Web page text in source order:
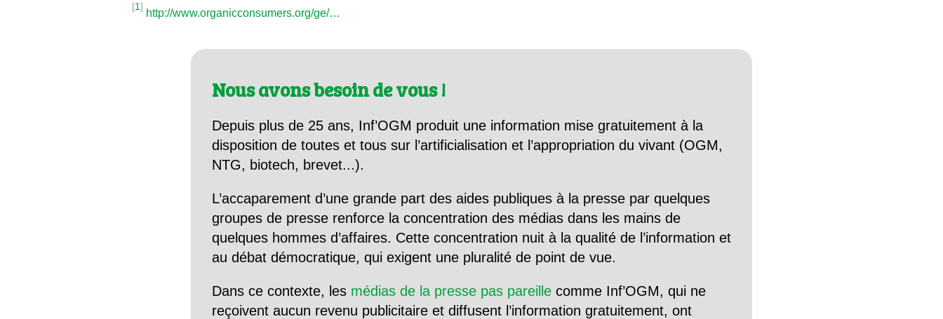
[1]
http://www.organicconsumers.org/ge/…
Nous avons besoin de vous !
Depuis plus de 25 ans, Inf’OGM produit une information mise gratuitement à la
disposition de toutes et tous sur l’artificialisation et l’appropriation du vivant (OGM,
NTG, biotech, brevet...).
L’accaparement d’une grande part des aides publiques à la presse par quelques
groupes de presse renforce la concentration des médias dans les mains de
quelques hommes d’affaires. Cette concentration nuit à la qualité de l’information et
au débat démocratique, qui exigent une pluralité de point de vue.
Dans ce contexte, les médias de la presse pas pareille comme Inf’OGM, qui ne
reçoivent aucun revenu publicitaire et diffusent l’information gratuitement, ont